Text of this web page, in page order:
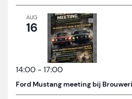
AUG
16
14:00 -17:00
Ford Mustang meeting bij